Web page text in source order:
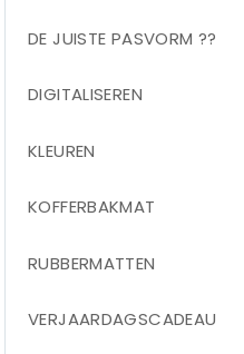
DE JUISTE PASVORM ??
DIGITALISEREN
KLEUREN
KOFFERBAKMAT
RUBBERMATTEN
VERJAARDAGSCADEAU